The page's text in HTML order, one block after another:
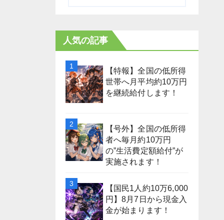
人気の記事
【特報】全国の低所得
世帯へ月平均約10万円
を継続給付します！
【号外】全国の低所得
者へ毎月約10万円
の”生活費定額給付”が
実施されます！
【国民1人約10万6,000
円】8月7日から現金入
金が始まります！